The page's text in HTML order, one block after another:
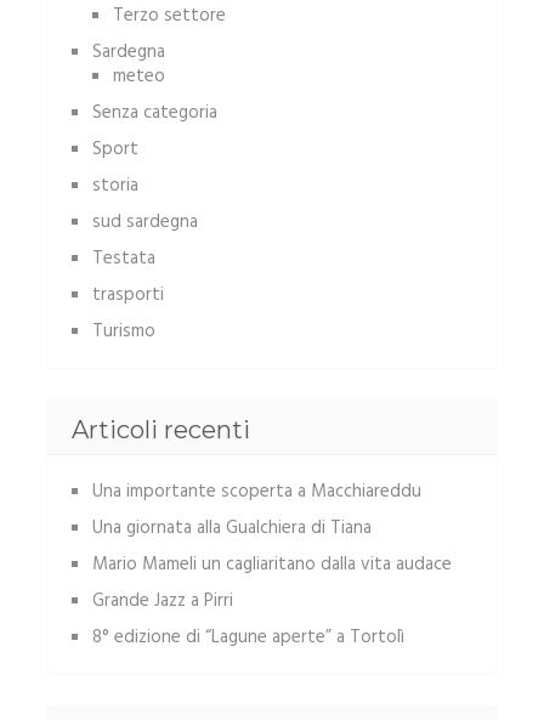
Terzo settore
Sardegna
meteo
Senza categoria
Sport
storia
sud sardegna
Testata
trasporti
Turismo
Articoli recenti
Una importante scoperta a Macchiareddu
Una giornata alla Gualchiera di Tiana
Mario Mameli un cagliaritano dalla vita audace
Grande Jazz a Pirri
8° edizione di “Lagune aperte” a Tortolì